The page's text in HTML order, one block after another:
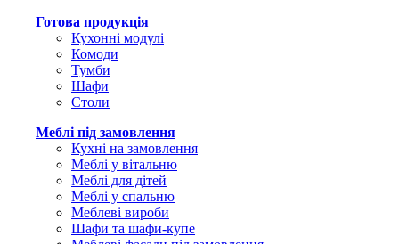
Готова продукція
Кухонні модулі
Комоди
Тумби
Шафи
Столи
Меблі під замовлення
Кухні на замовлення
Меблі у вітальню
Меблі для дітей
Меблі у спальню
Меблеві вироби
Шафи та шафи-купе